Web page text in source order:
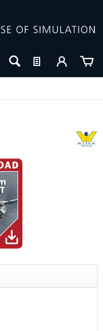
iFly Jets - The 737NG for